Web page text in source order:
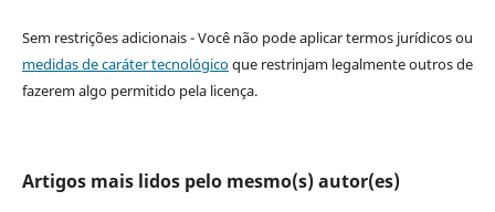
Sem restrições adicionais - Você não pode aplicar termos jurídicos ou
medidas de caráter tecnológicoque restrinjam legalmente outros de
fazerem algo permitido pela licença.
Artigos mais lidos pelo mesmo(s) autor(es)